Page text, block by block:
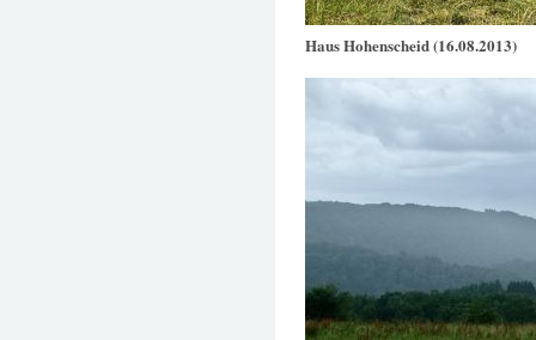
Haus Hohenscheid (16.08.2013)